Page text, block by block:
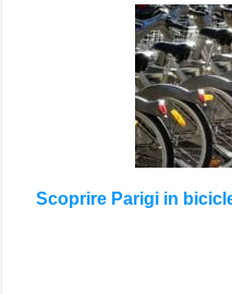
Scoprire Parigi in